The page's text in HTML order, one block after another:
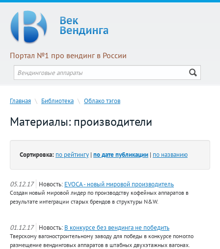
Портал №1 про вендинг в России
Главная \ Библиотека \ Облако тэгов
Материалы: производители
Сортировка: по рейтингу | по дате публикации | по названию
05.12.17 Новость: EVOCA - новый мировой производитель
Создан новый мировой лидер по производству кофейных аппаратов в
результате интеграции старых брендов в структуры N&W.
01.12.17 Новость: В конкурсе без вендинга не победить
Тверскому вагоностроительному заводу для победы в конкурсе помогло
размещение вендинговых аппаратов в штабных двухэтажных вагонах.